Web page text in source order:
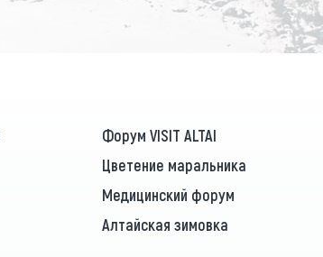
Форум VISIT ALTAI
Цветение маральника
Медицинский форум
Алтайская зимовка